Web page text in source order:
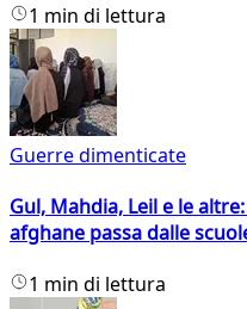
1 min di lettura
Guerre dimenticate
Gul, Mahdia, Leil e le
afghane passa dalle
1 min di lettura